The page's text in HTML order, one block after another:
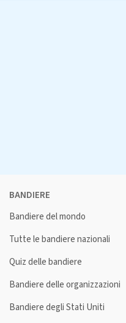
BANDIERE
Bandiere del mondo
Tutte le bandiere nazionali
Quiz delle bandiere
Bandiere delle organizzazioni
Bandiere degli Stati Uniti